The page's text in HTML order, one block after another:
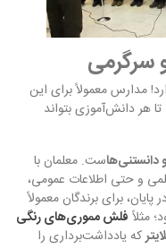
مدارس معمولاً برای این
هر دانش‌آموزی بتواند
ست. معلمان با
و حتی اطلاعات عمومی،
برای برندگان معمولاً
مثلاً فلش مموری‌های رنگی
که یادداشت‌برداری را